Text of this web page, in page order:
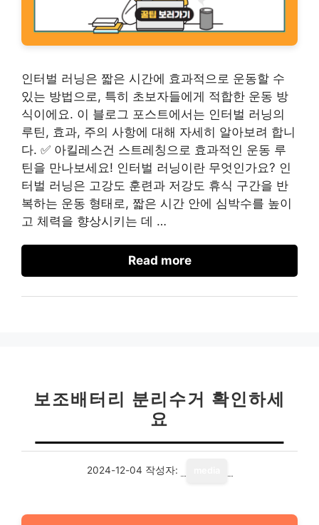
인터벌 러닝은 짧은 시간에 효과적으로 운동할 수
있는 방법으로, 특히 초보자들에게 적합한 운동 방
식이에요. 이 블로그 포스트에서는 인터벌 러닝의
루틴, 효과, 주의 사항에 대해 자세히 알아보려 합니
다. ✅ 아킬레스건 스트레칭으로 효과적인 운동 루
틴을 만나보세요! 인터벌 러닝이란 무엇인가요? 인
터벌 러닝은 고강도 훈련과 저강도 휴식 구간을 반
복하는 운동 형태로, 짧은 시간 안에 심박수를 높이
고 체력을 향상시키는 데 …
Read more
보조배터리 분리수거 확인하세
요
2024-12-04 작성자: